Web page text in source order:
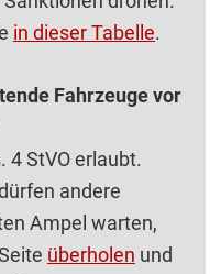
in dieser Tabelle.
Fahrzeuge vor
4 StVO erlaubt.
andere
Ampel warten,
überholen und